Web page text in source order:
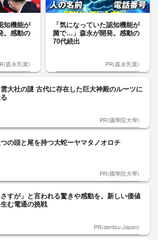
知機能が
。感動の
森永乳業)
「気になっていた認知機能が
菌で…」森永が開発。感動の
70代続出
PR(森永乳業)
大社の謎 古代に存在した巨大神殿のルーツに
PR(國學院大學)
の頭と尾を持つ大蛇ーヤマタノオロチ
PR(國學院大學)
さすが」と言われる驚きや感動を。新しい価値
む電通の挑戦
PR(dentsu Japan)